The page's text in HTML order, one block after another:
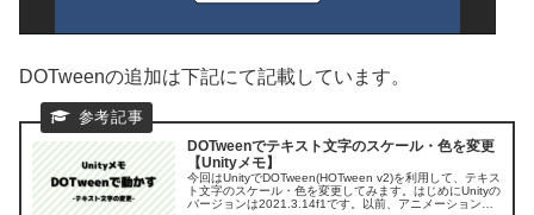
DOTweenの追加は下記にて記載しています。
DOTweenでテキスト文字のスケール・色を変更
【Unityメモ】
今回はUnityでDOTween(HOTween v2)を利用して、テキス
ト文字のスケール・色を変更してみます。はじめにUnityの
バージョンは2021.3.14f1です。以前、アニメーションを